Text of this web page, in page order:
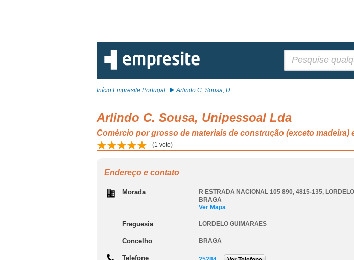
Início Empresite Portugal Arlindo C. Sousa, U...
Arlindo C. Sousa, Unipessoal Lda
Comércio por grosso de materiais de construção (exceto madeira)
(1 voto)
Endereço e contato
Morada R ESTRADA NACIONAL 105 890, 4815-135,
BRAGA
Ver Mapa
Freguesia LORDELO GUIMARAES
Concelho BRAGA
Telefone